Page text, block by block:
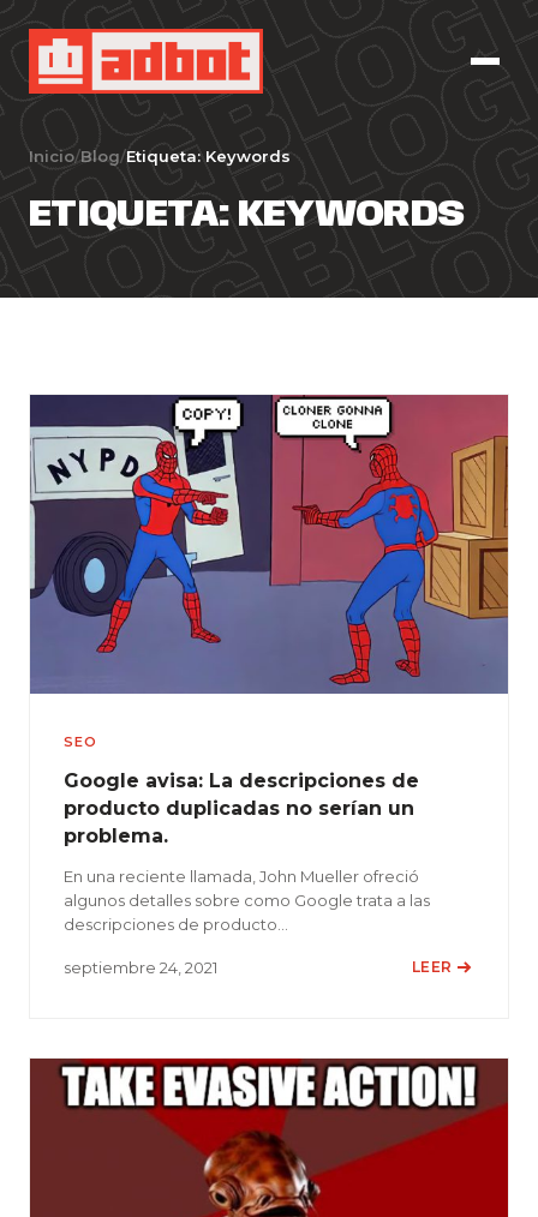
Inicio/Blog/Etiqueta: Keywords
ETIQUETA: KEYWORDS
SEO
Google avisa: La descripciones de
producto duplicadas no serían un
problema.
En una reciente llamada, John Mueller ofreció
algunos detalles sobre como Google trata a las
descripciones de producto…
septiembre 24, 2021 LEER